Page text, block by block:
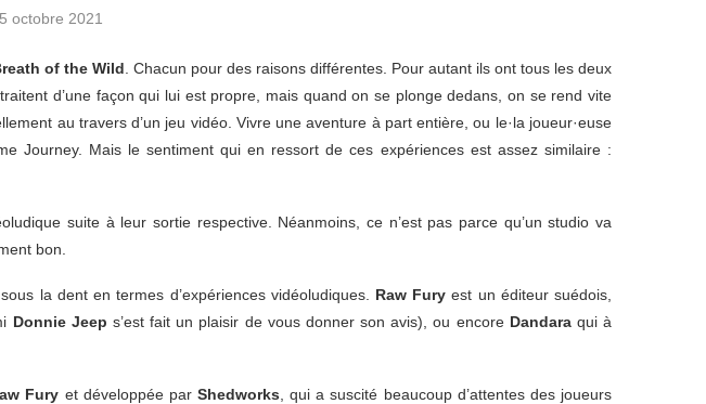
5 octobre 2021
of the Wild . Chacun pour des raisons différentes. Pour autant ils ont tous les deux
d’une façon qui lui est propre, mais quand on se plonge dedans, on se rend vite
au travers d’un jeu vidéo. Vivre une aventure à part entière, ou le·la joueur·euse
Journey. Mais le sentiment qui en ressort de ces expériences est assez similaire :
suite à leur sortie respective. Néanmoins, ce n’est pas parce qu’un studio va
bon.
la dent en termes d’expériences vidéoludiques. Raw Fury est un éditeur suédois,
Donnie Jeep s’est fait un plaisir de vous donner son avis), ou encore Dandaraqui à
Fury et développée parShedworks , qui a suscité beaucoup d’attentes des joueurs